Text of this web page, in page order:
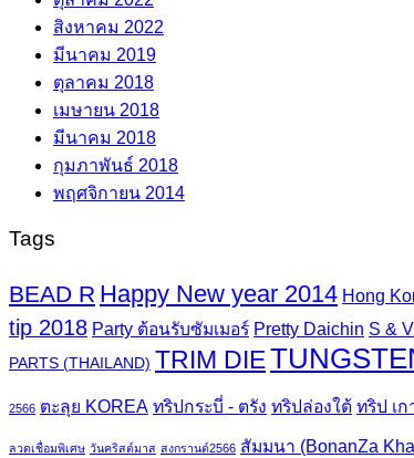
สิงหาคม 2022
มีนาคม 2019
ตุลาคม 2018
เมษายน 2018
มีนาคม 2018
กุมภาพันธ์ 2018
พฤศจิกายน 2014
Tags
BEAD R Happy New year 2014 Hong
tip 2018 Party ต้อนรับซัมเมอร์ Pretty Daichin S &
PARTS (THAILAND) TRIM DIE
2566 ตะลุย KOREA ทริปกระบี่ - ตรัง ทริปล่องใต้ ทริป เก
ลวดเชื่อมพิเศษ วันคริสต์มาส สงกรานต์2566 สัมมนา (BonanZa